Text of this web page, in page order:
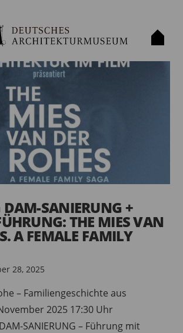
DAM-SANIERUNG +
THE MIES VAN
A FEMALE FAMILY
28, 2025
– Familiengeschichte aus
2025 17:30 Uhr
SANIERUNG – Führung mit